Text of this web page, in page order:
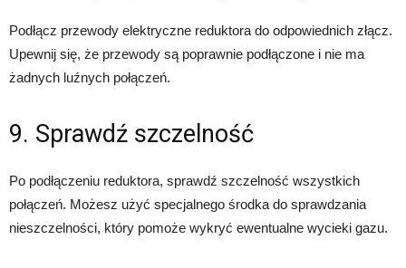
Podłącz przewody elektryczne reduktora do odpowiednich złącz.
Upewnij się, że przewody są poprawnie podłączone i nie ma
żadnych luźnych połączeń.
9. Sprawdź szczelność
Po podłączeniu reduktora, sprawdź szczelność wszystkich
połączeń. Możesz użyć specjalnego środka do sprawdzania
nieszczelności, który pomoże wykryć ewentualne wycieki gazu.